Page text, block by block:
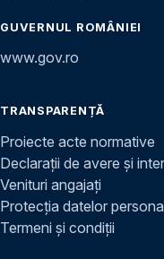
GUVERNUL ROMÂNIEI
www.gov.ro
TRANSPARENȚĂ
Proiecte acte normative
Declarații de avere și
Venituri angajați
Protecția datelor
Termeni și condiții